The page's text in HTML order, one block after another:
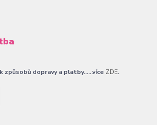
způsobů dopravy a platby......více ZDE.